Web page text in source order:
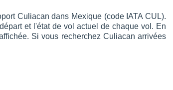
Culiacan dans Mexique (code IATA CUL).
et l'état de vol actuel de chaque vol. En
Si vous recherchez Culiacan arrivées